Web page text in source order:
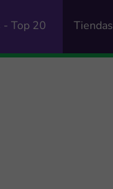
- Top 20 Tiendas